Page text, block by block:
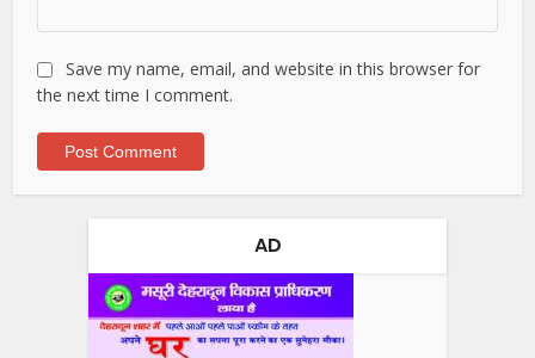
Save my name, email, and website in this browser for
the next time I comment.
AD